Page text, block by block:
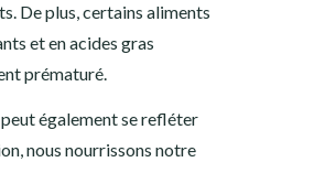
De plus, certains aliments
et en acides gras
prématuré.
également se refléter
nous nourrissons notre